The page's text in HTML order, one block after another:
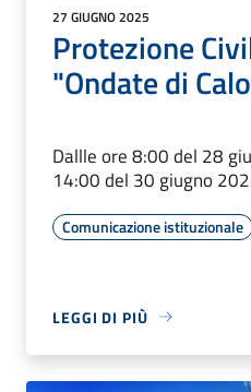
27 GIUGNO 2025
Protezione
"Ondate di
Dallle ore 8:00 del 28
14:00 del 30 giugno
Comunicazione istituzionale
LEGGI DI PIÙ